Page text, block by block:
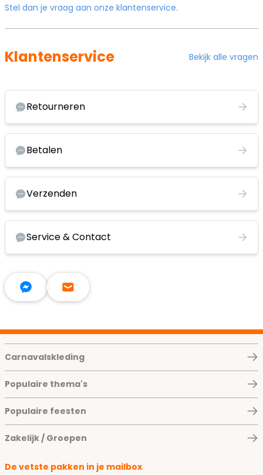
Stel dan je vraag aan onze klantenservice.
Klantenservice Bekijk alle vragen
Retourneren
Betalen
Verzenden
Service & Contact
Carnavalskleding
Populaire thema's
Populaire feesten
Zakelijk / Groepen
De vetste pakken in je mailbox